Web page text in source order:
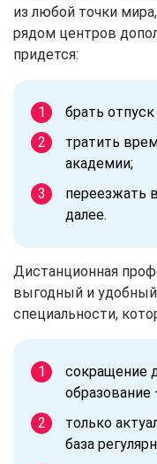
из любой точки
рядом центров
придется:
брать
тратить
академии;
переезжать
далее.
Дистанционная
выгодный и
специальности,
сокращение
только
база